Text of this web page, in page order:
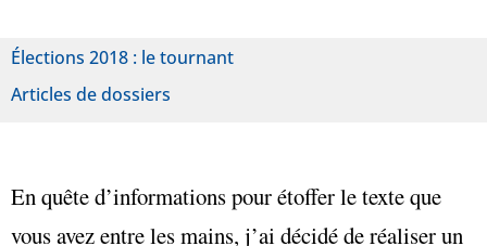
Élections 2018 : le tournant
Articles de dossiers
En quête d’informations pour étoffer le texte que
vous avez entre les mains, j’ai décidé de réaliser un